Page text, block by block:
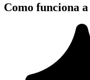
Como funciona a